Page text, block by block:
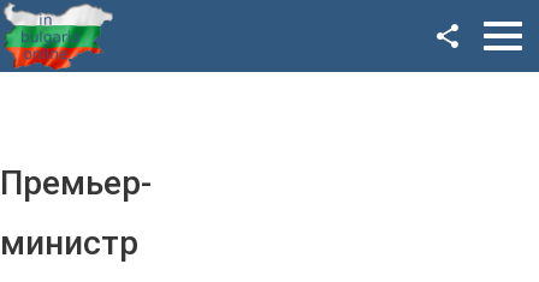
Премьер-
министр